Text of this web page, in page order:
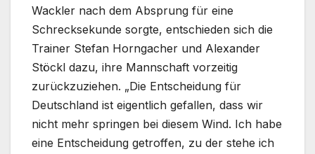
Wackler nach dem Absprung für eine
Schrecksekunde sorgte, entschieden sich die
Trainer Stefan Horngacher und Alexander
Stöckl dazu, ihre Mannschaft vorzeitig
zurückzuziehen. „Die Entscheidung für
Deutschland ist eigentlich gefallen, dass wir
nicht mehr springen bei diesem Wind. Ich habe
eine Entscheidung getroffen, zu der stehe ich